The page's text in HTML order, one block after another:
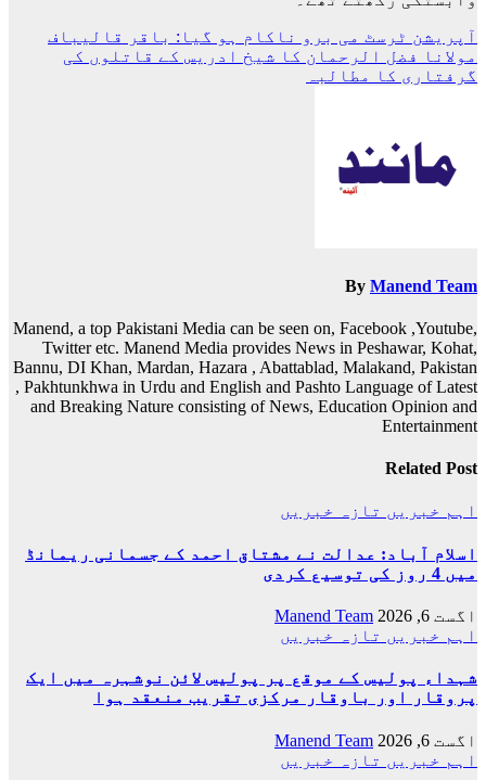
پوسٹوں
کی
آپریشن ٹرسٹ می برو ناکام ہو گیا: باقر قالیباف
مولانا فضل الرحمان کا شیخ ادریس کے قاتلوں کی
گرفتاری کا مطالبہ
By Manend Team
Manend, a top Pakistani Media can be seen on, Facebook ,Youtube,
Twitter etc. Manend Media provides News in Peshawar, Kohat,
Bannu, DI Khan, Mardan, Hazara , Abattablad, Malakand, Pakistan
, Pakhtunkhwa in Urdu and English and Pashto Language of Latest
and Breaking Nature consisting of News, Education Opinion and
Entertainment
Related Post
اہم خبریں تازہ خبریں
اسلام آباد: عدالت نے مشتاق احمد کے جسمانی ریمانڈ
میں 4 روز کی توسیع کردی
اگست 6, 2026
Manend Team
اہم خبریں تازہ خبریں
شہداء پولیس کے موقع پر پولیس لائن نوشہرہ میں ایک
پروقار اور باوقار مرکزی تقریب منعقد ہوا
اگست 6, 2026
Manend Team
اہم خبریں تازہ خبریں